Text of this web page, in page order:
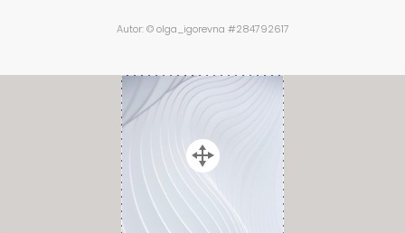
Autor: © olga_igorevna #284792617